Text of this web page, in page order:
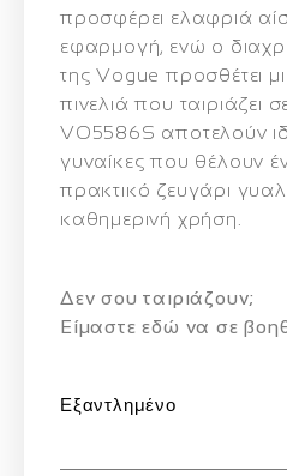
προσφέρει ελαφριά
εφαρμογή, ενώ ο
της Vogue προσθέτει
πινελιά που ταιριάζει
VO5586S αποτελούν
γυναίκες που θέλουν
πρακτικό ζευγάρι
καθημερινή χρήση.
Δεν σου ταιριάζουν;
Eίμαστε εδώ να σε
Εξαντλημένο